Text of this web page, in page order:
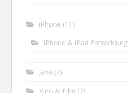
iPhone (11)
iPhone & iPad Entwicklung
Java (7)
Kino & Film (7)